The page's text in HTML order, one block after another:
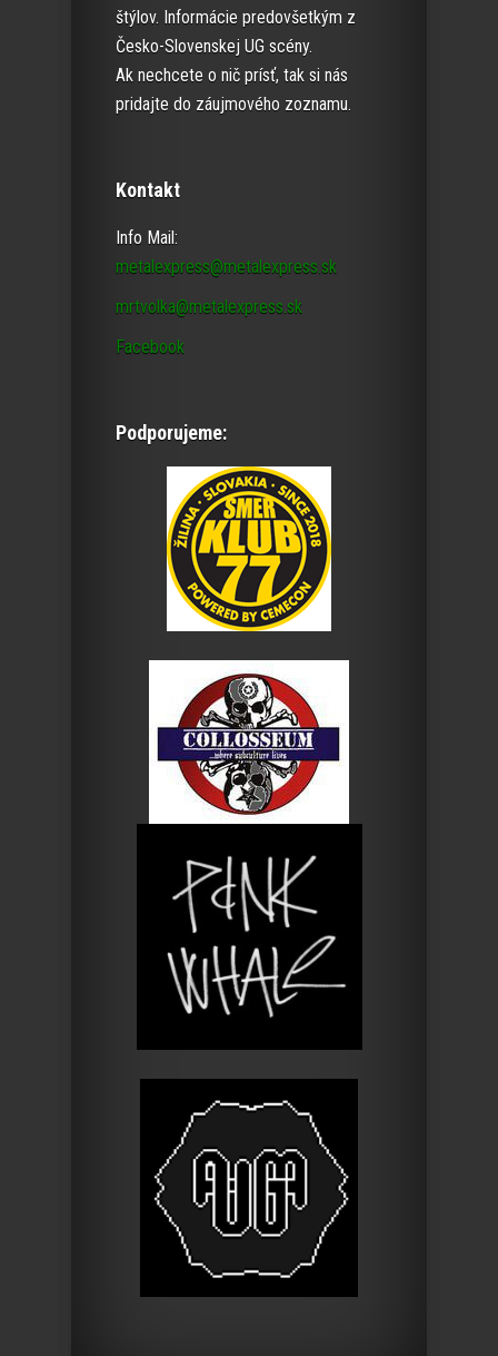
štýlov. Informácie predovšetkým z
Česko-Slovenskej UG scény.
Ak nechcete o nič prísť, tak si nás
pridajte do záujmového zoznamu.
Kontakt
Info Mail:
metalexpress@metalexpress.sk
mrtvolka@metalexpress.sk
Facebook
Podporujeme: